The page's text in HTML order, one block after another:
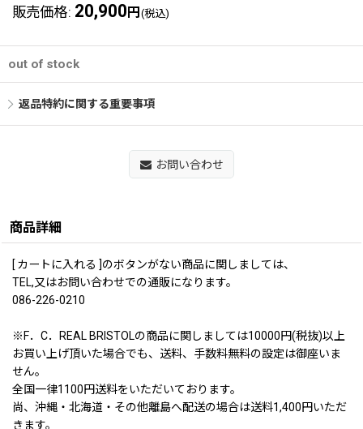
販売価格: 20,900 円 (税込)
out of stock
返品特約に関する重要事項
お問い合わせ
商品詳細
[ カートに入れる ]のボタンがない商品に関しましては、
TEL,又はお問い合わせでの通販になります。
086-226-0210
※F．C．REAL BRISTOLの商品に関しましては10000円(税抜)以上
お買い上げ頂いた場合でも、送料、手数料無料の設定は御座いま
せん。
全国一律1100円送料をいただいております。
尚、沖縄・北海道・その他離島へ配送の場合は送料1,400円いただ
きます。